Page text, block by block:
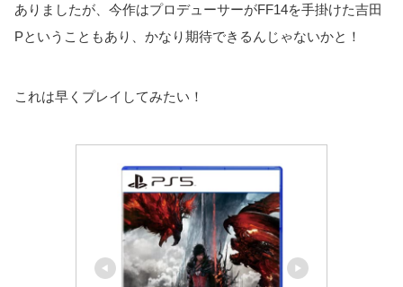
ありましたが、今作はプロデューサーがFF14を手掛けた吉田
Pということもあり、かなり期待できるんじゃないかと！
これは早くプレイしてみたい！